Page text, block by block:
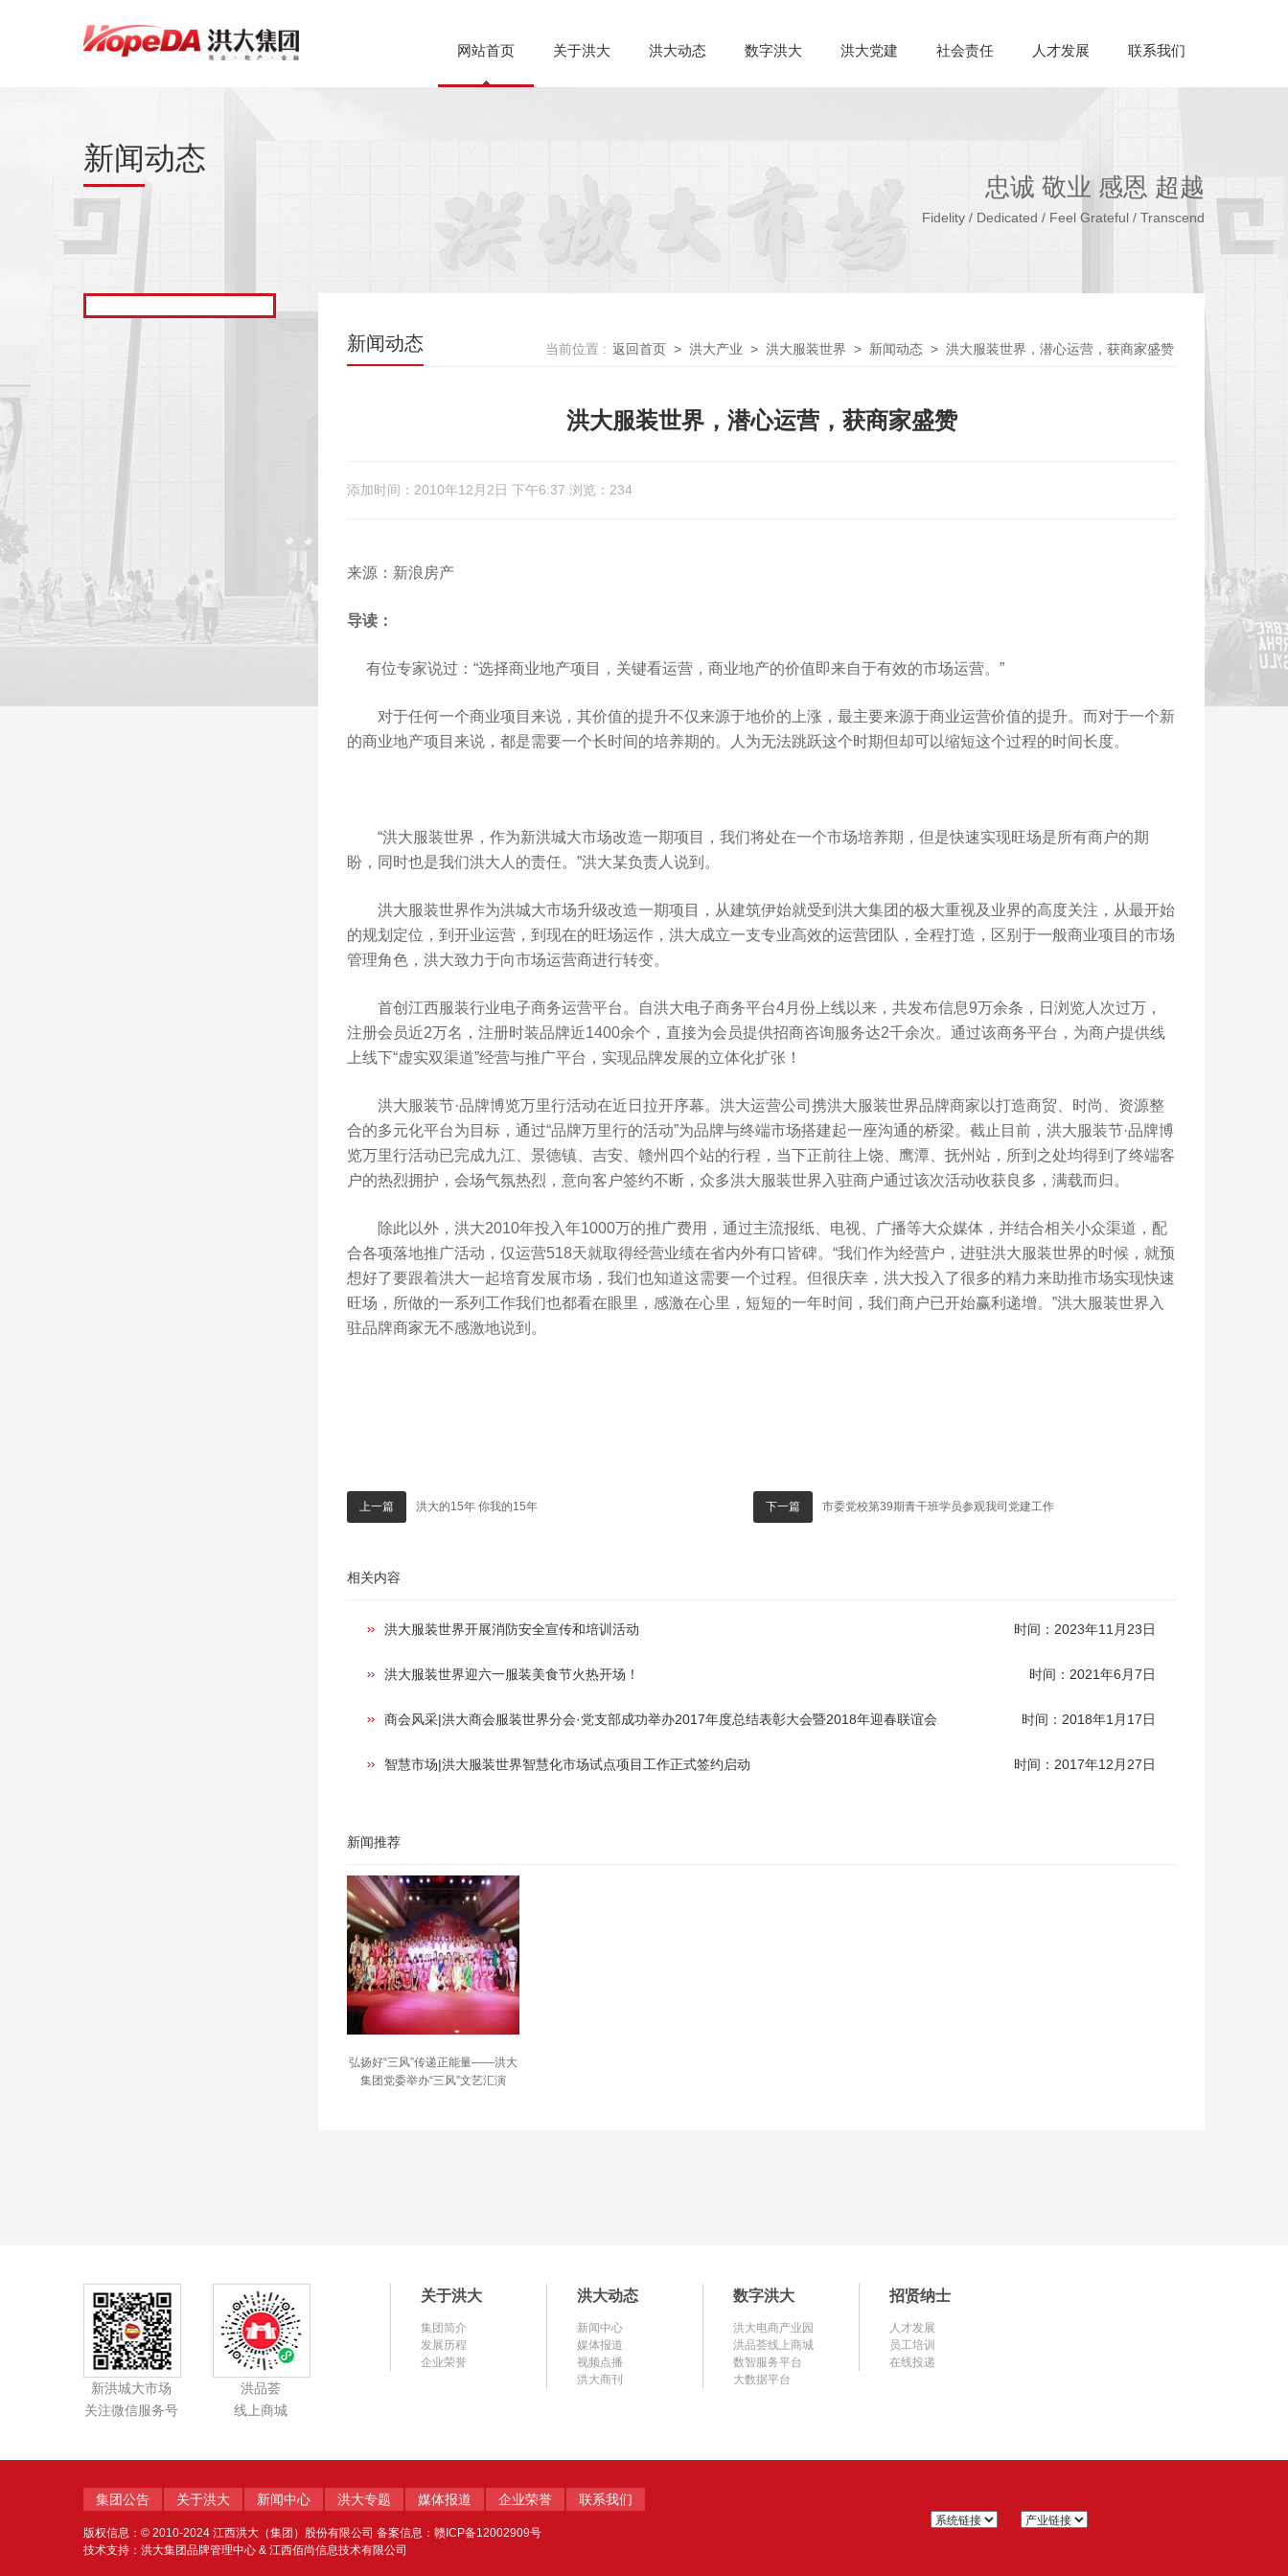
网站首页 关于洪大 洪大动态 数字洪大 洪大党建 社会责任 人才发展 联系我们
新闻动态
忠诚 敬业 感恩 超越
Fidelity / Dedicated / Feel Grateful / Transcend
新闻动态 当前位置 : 返回首页 > 洪大产业 > 洪大服装世界 > 新闻动态 > 洪大服装世界，潜心运营，获商家盛赞
洪大服装世界，潜心运营，获商家盛赞
添加时间：2010年12月2日 下午6:37 浏览：234
来源：新浪房产
导读：
有位专家说过：“选择商业地产项目，关键看运营，商业地产的价值即来自于有效的市场运营。”
对于任何一个商业项目来说，其价值的提升不仅来源于地价的上涨，最主要来源于商业运营价值的提升。而对于一个新
的商业地产项目来说，都是需要一个长时间的培养期的。人为无法跳跃这个时期但却可以缩短这个过程的时间长度。
“洪大服装世界，作为新洪城大市场改造一期项目，我们将处在一个市场培养期，但是快速实现旺场是所有商户的期
盼，同时也是我们洪大人的责任。”洪大某负责人说到。
洪大服装世界作为洪城大市场升级改造一期项目，从建筑伊始就受到洪大集团的极大重视及业界的高度关注，从最开始
的规划定位，到开业运营，到现在的旺场运作，洪大成立一支专业高效的运营团队，全程打造，区别于一般商业项目的市场
管理角色，洪大致力于向市场运营商进行转变。
首创江西服装行业电子商务运营平台。自洪大电子商务平台4月份上线以来，共发布信息9万余条，日浏览人次过万，
注册会员近2万名，注册时装品牌近1400余个，直接为会员提供招商咨询服务达2千余次。通过该商务平台，为商户提供线
上线下“虚实双渠道”经营与推广平台，实现品牌发展的立体化扩张！
洪大服装节·品牌博览万里行活动在近日拉开序幕。洪大运营公司携洪大服装世界品牌商家以打造商贸、时尚、资源整
合的多元化平台为目标，通过“品牌万里行的活动”为品牌与终端市场搭建起一座沟通的桥梁。截止目前，洪大服装节·品牌博
览万里行活动已完成九江、景德镇、吉安、赣州四个站的行程，当下正前往上饶、鹰潭、抚州站，所到之处均得到了终端客
户的热烈拥护，会场气氛热烈，意向客户签约不断，众多洪大服装世界入驻商户通过该次活动收获良多，满载而归。
除此以外，洪大2010年投入年1000万的推广费用，通过主流报纸、电视、广播等大众媒体，并结合相关小众渠道，配
合各项落地推广活动，仅运营518天就取得经营业绩在省内外有口皆碑。“我们作为经营户，进驻洪大服装世界的时候，就预
想好了要跟着洪大一起培育发展市场，我们也知道这需要一个过程。但很庆幸，洪大投入了很多的精力来助推市场实现快速
旺场，所做的一系列工作我们也都看在眼里，感激在心里，短短的一年时间，我们商户已开始赢利递增。”洪大服装世界入
驻品牌商家无不感激地说到。
上一篇 洪大的15年 你我的15年 下一篇 市委党校第39期青干班学员参观我司党建工作
相关内容
洪大服装世界开展消防安全宣传和培训活动 时间：2023年11月23日
洪大服装世界迎六一服装美食节火热开场！ 时间：2021年6月7日
商会风采|洪大商会服装世界分会·党支部成功举办2017年度总结表彰大会暨2018年迎春联谊会 时间：2018年1月17日
智慧市场|洪大服装世界智慧化市场试点项目工作正式签约启动 时间：2017年12月27日
新闻推荐
弘扬好“三风”传递正能量——洪大
集团党委举办“三风”文艺汇演
新洪城大市场
关注微信服务号
洪品荟
线上商城
关于洪大
集团简介
发展历程
企业荣誉
洪大动态
新闻中心
媒体报道
视频点播
洪大商刊
数字洪大
洪大电商产业园
洪品荟线上商城
数智服务平台
大数据平台
招贤纳士
人才发展
员工培训
在线投递
集团公告 关于洪大 新闻中心 洪大专题 媒体报道 企业荣誉 联系我们
版权信息：© 2010-2024 江西洪大（集团）股份有限公司 备案信息： 赣ICP备12002909号
技术支持：洪大集团品牌管理中心 & 江西佰尚信息技术有限公司